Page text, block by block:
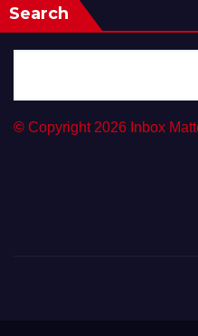
Search
© Copyright 2026 Inbox